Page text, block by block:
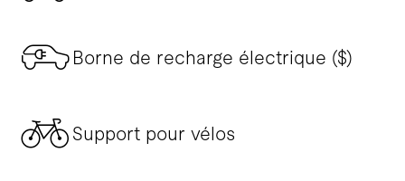
Borne de recharge électrique ($)
Support pour vélos